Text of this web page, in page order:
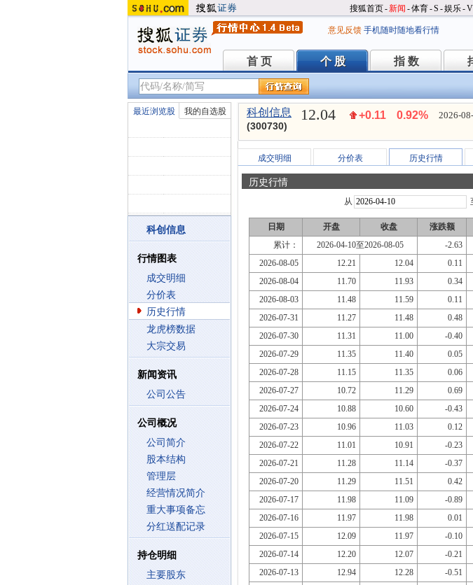
搜狐首页-新闻 -体育-S -娱乐-V
意见反馈 手机随时随地看行情
首 页
首 页 个 股
个 股 指 数
指 数
最近浏览股 我的自选股
科创信息
行情图表
成交明细
分价表
历史行情
龙虎榜数据
大宗交易
新闻资讯
公司公告
公司概况
公司简介
股本结构
管理层
经营情况简介
重大事项备忘
分红送配记录
持仓明细
主要股东
科创信息
(300730)
12.04 +0.11 0.92% 2026-
成交明细 分价表 历史行情
历史行情
从
日期 开盘 收盘 涨跌额
累计：
2026-04-10至2026-08-05 -2.63
2026-08-05
12.21 12.04 0.11
2026-08-04
11.70 11.93 0.34
2026-08-03
11.48 11.59 0.11
2026-07-31
11.27 11.48 0.48
2026-07-30
11.31 11.00 -0.40
2026-07-29
11.35 11.40 0.05
2026-07-28
11.15 11.35 0.06
2026-07-27
10.72 11.29 0.69
2026-07-24
10.88 10.60 -0.43
2026-07-23
10.96 11.03 0.12
2026-07-22
11.01 10.91 -0.23
2026-07-21
11.28 11.14 -0.37
2026-07-20
11.29 11.51 0.42
2026-07-17
11.98 11.09 -0.89
2026-07-16
11.97 11.98 0.01
2026-07-15
12.09 11.97 -0.10
2026-07-14
12.20 12.07 -0.21
2026-07-13
12.94 12.28 -0.51